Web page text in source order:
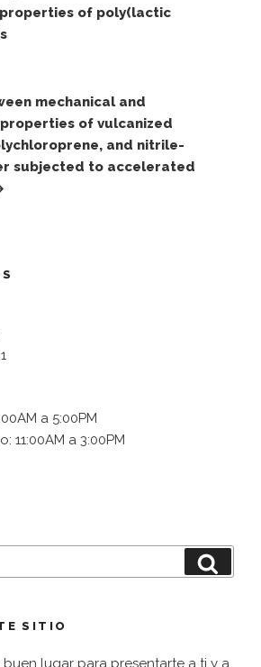
of poly(lactic
mechanical and
of vulcanized
and nitrile-
subjected to accelerated
a 5:00PM
11:00AM a 3:00PM
SITIO
buen lugar para presentarte a ti y a